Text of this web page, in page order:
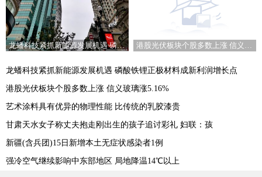
龙蟠科技紧抓新能源发展机遇 磷酸铁锂正极材料成新利润增长点 港股光伏板块个股多数上涨 信义玻璃涨5.16%
龙蟠科技紧抓新能源发展机遇 磷酸铁锂正极材料成新利润增长点
港股光伏板块个股多数上涨 信义玻璃涨5.16%
艺术涂料具有优异的物理性能 比传统的乳胶漆贵
甘肃天水女子称丈夫抱走刚出生的孩子追讨彩礼 妇联：孩
新疆(含兵团)15日新增本土无症状感染者1例
强冷空气继续影响中东部地区 局地降温14℃以上